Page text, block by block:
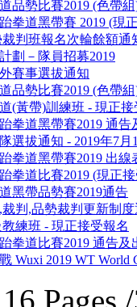
品勢比賽2019 (色帶
拳道黑帶賽 2019 (現
裁判班報名次輪餘額通
劃－隊員招募2019
賽事選拔通知
品勢比賽2019 (色帶
(黃帶)訓練班 - 現正接
拳道黑帶賽2019 通告
選拔通知 - 2019年7月
拳道黑帶賽2019 出線
拳道比賽2019 (現正
黑帶品勢賽2019通告
判,品勢裁判更新制度
教練班 - 現正接受報名
拳道比賽2019 通告及
Wuxi 2019 WT World
Pages